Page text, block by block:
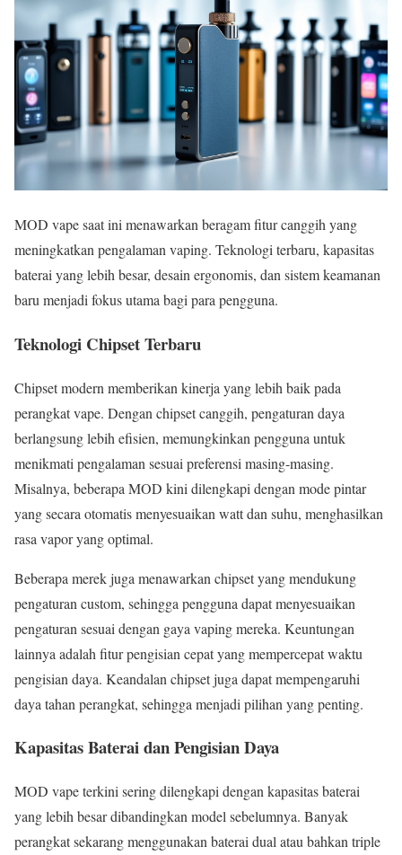
MOD vape saat ini menawarkan beragam fitur canggih yang
meningkatkan pengalaman vaping. Teknologi terbaru, kapasitas
baterai yang lebih besar, desain ergonomis, dan sistem keamanan
baru menjadi fokus utama bagi para pengguna.
Teknologi Chipset Terbaru
Chipset modern memberikan kinerja yang lebih baik pada
perangkat vape. Dengan chipset canggih, pengaturan daya
berlangsung lebih efisien, memungkinkan pengguna untuk
menikmati pengalaman sesuai preferensi masing-masing.
Misalnya, beberapa MOD kini dilengkapi dengan mode pintar
yang secara otomatis menyesuaikan watt dan suhu, menghasilkan
rasa vapor yang optimal.
Beberapa merek juga menawarkan chipset yang mendukung
pengaturan custom, sehingga pengguna dapat menyesuaikan
pengaturan sesuai dengan gaya vaping mereka. Keuntungan
lainnya adalah fitur pengisian cepat yang mempercepat waktu
pengisian daya. Keandalan chipset juga dapat mempengaruhi
daya tahan perangkat, sehingga menjadi pilihan yang penting.
Kapasitas Baterai dan Pengisian Daya
MOD vape terkini sering dilengkapi dengan kapasitas baterai
yang lebih besar dibandingkan model sebelumnya. Banyak
perangkat sekarang menggunakan baterai dual atau bahkan triple